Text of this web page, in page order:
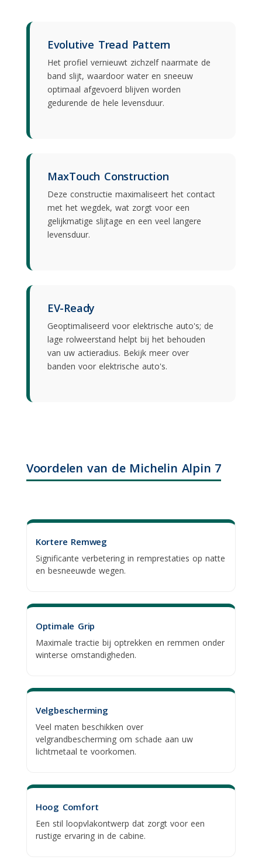
Evolutive Tread Pattern
Het profiel vernieuwt zichzelf naarmate de
band slijt, waardoor water en sneeuw
optimaal afgevoerd blijven worden
gedurende de hele levensduur.
MaxTouch Construction
Deze constructie maximaliseert het contact
met het wegdek, wat zorgt voor een
gelijkmatige slijtage en een veel langere
levensduur.
EV-Ready
Geoptimaliseerd voor elektrische auto's; de
lage rolweerstand helpt bij het behouden
van uw actieradius. Bekijk meer over
banden voor elektrische auto's.
Voordelen van de Michelin Alpin 7
Kortere Remweg
Significante verbetering in remprestaties op natte
en besneeuwde wegen.
Optimale Grip
Maximale tractie bij optrekken en remmen onder
winterse omstandigheden.
Velgbescherming
Veel maten beschikken over
velgrandbeschermingom schade aan uw
lichtmetaal te voorkomen.
Hoog Comfort
Een stil loopvlakontwerp dat zorgt voor een
rustige ervaring in de cabine.